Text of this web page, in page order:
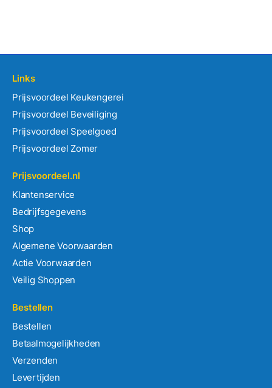
Links
Prijsvoordeel Keukengerei
Prijsvoordeel Beveiliging
Prijsvoordeel Speelgoed
Prijsvoordeel Zomer
Prijsvoordeel.nl
Klantenservice
Bedrijfsgegevens
Shop
Algemene Voorwaarden
Actie Voorwaarden
Veilig Shoppen
Bestellen
Bestellen
Betaalmogelijkheden
Verzenden
Levertijden